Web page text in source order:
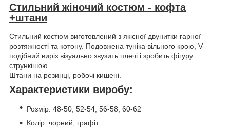
Стильний жіночий костюм - кофта
+штани
Стильний костюм виготовлений з якісної двунитки гарної
розтяжності та котону. Подовжена туніка вільного крою, V-
подібний виріз візуально звузить плечі і зробить фігуру
стрункішою.
Штани на резинці, робочі кишені.
Характеристики виробу:
Розмір: 48-50, 52-54, 56-58, 60-62
Колір: чорний, графіт